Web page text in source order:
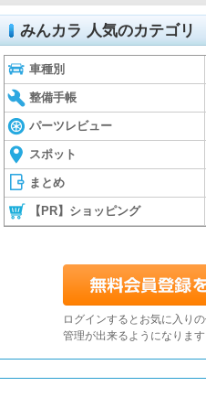
みんカラ 人気のカテゴリ
車種別
整備手帳
パーツレビュー
スポット
まとめ
【PR】ショッピング
ログインするとお気に入り
管理が出来るようになります